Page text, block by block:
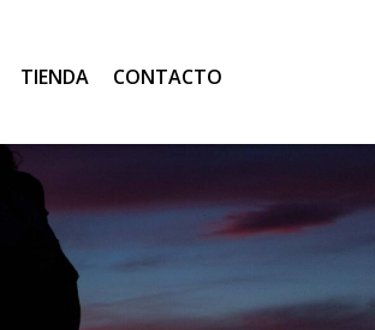
TIENDA CONTACTO